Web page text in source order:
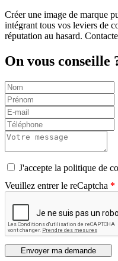
Créer une image de marque
intégrant tous vos leviers de
réputation au hasard.
On vous conseille
J'accepte la politique de
Veuillez entrer le reCaptcha
Envoyer ma demande